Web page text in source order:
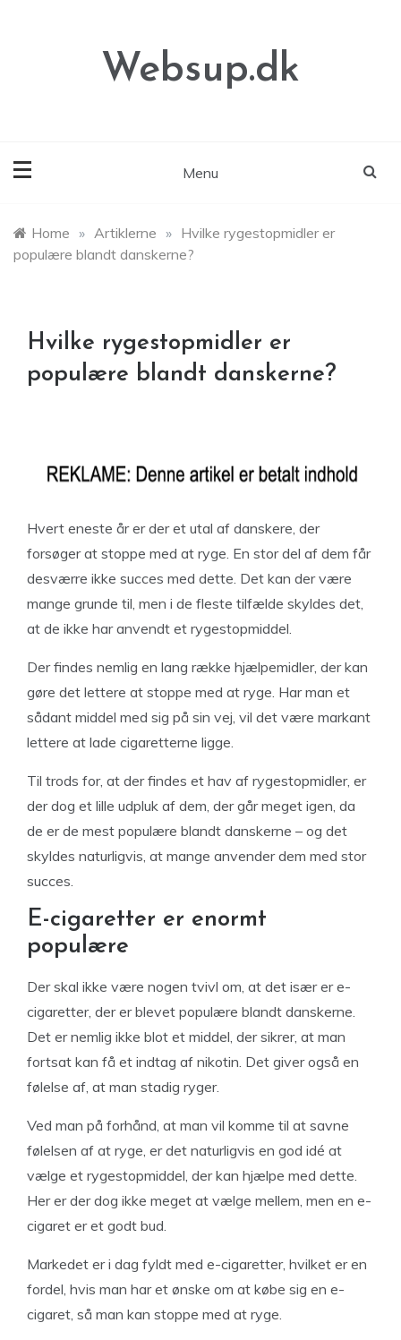
Websup.dk
Menu
Home » Artiklerne » Hvilke rygestopmidler er
populære blandt danskerne?
Hvilke rygestopmidler er
populære blandt danskerne?
Hvert eneste år er der et utal af danskere, der
forsøger at stoppe med at ryge. En stor del af dem får
desværre ikke succes med dette. Det kan der være
mange grunde til, men i de fleste tilfælde skyldes det,
at de ikke har anvendt et rygestopmiddel.
Der findes nemlig en lang række hjælpemidler, der kan
gøre det lettere at stoppe med at ryge. Har man et
sådant middel med sig på sin vej, vil det være markant
lettere at lade cigaretterne ligge.
Til trods for, at der findes et hav af rygestopmidler, er
der dog et lille udpluk af dem, der går meget igen, da
de er de mest populære blandt danskerne – og det
skyldes naturligvis, at mange anvender dem med stor
succes.
E-cigaretter er enormt
populære
Der skal ikke være nogen tvivl om, at det især er e-
cigaretter, der er blevet populære blandt danskerne.
Det er nemlig ikke blot et middel, der sikrer, at man
fortsat kan få et indtag af nikotin. Det giver også en
følelse af, at man stadig ryger.
Ved man på forhånd, at man vil komme til at savne
følelsen af at ryge, er det naturligvis en god idé at
vælge et rygestopmiddel, der kan hjælpe med dette.
Her er der dog ikke meget at vælge mellem, men en e-
cigaret er et godt bud.
Markedet er i dag fyldt med e-cigaretter, hvilket er en
fordel, hvis man har et ønske om at købe sig en e-
cigaret, så man kan stoppe med at ryge.